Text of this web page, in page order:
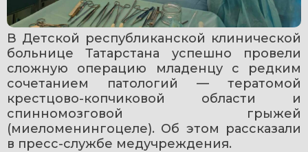
В Детской республиканской клинической
больнице Татарстана успешно провели
сложную операцию младенцу с редким
сочетанием патологий — тератомой
крестцово-копчиковой области и
спинномозговой грыжей
(миеломенингоцеле). Об этом рассказали
в пресс-службе медучреждения.